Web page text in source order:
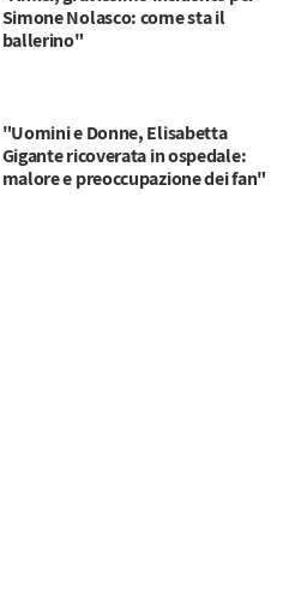
Simone Nolasco: come sta il
ballerino"
"Uomini e Donne, Elisabetta
Gigante ricoverata in ospedale:
malore e preoccupazione dei fan"